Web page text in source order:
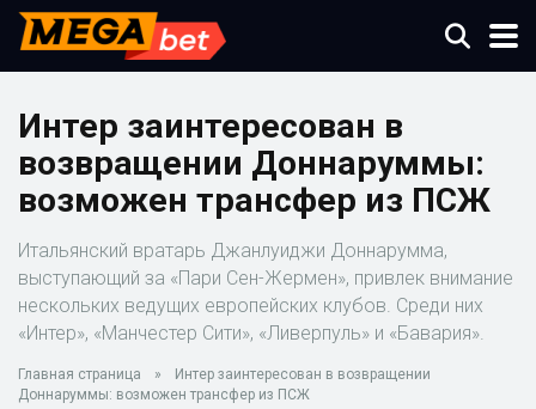
Интер заинтересован в
возвращении Доннаруммы:
возможен трансфер из ПСЖ
Итальянский вратарь Джанлуиджи Доннарумма,
выступающий за «Пари Сен-Жермен», привлек внимание
нескольких ведущих европейских клубов. Среди них
«Интер», «Манчестер Сити», «Ливерпуль» и «Бавария».
Главная страница »
Интер заинтересован в возвращении
Доннаруммы: возможен трансфер из ПСЖ